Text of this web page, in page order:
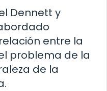
Dennett y
entre la
problema de la
de la